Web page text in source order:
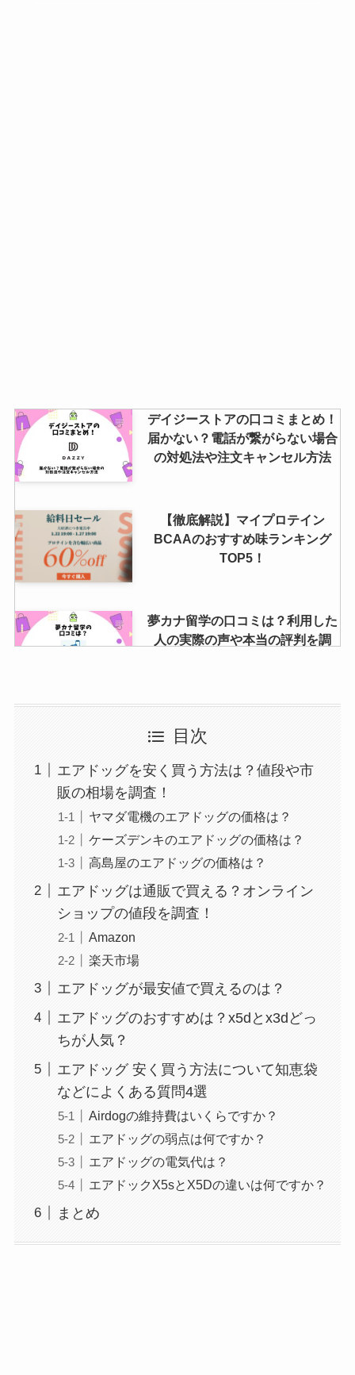
デイジーストアの口コミまとめ！
届かない？電話が繋がらない場合
の対処法や注文キャンセル方法
【徹底解説】マイプロテイン
BCAAのおすすめ味ランキング
TOP5！
夢カナ留学の口コミは？利用した
人の実際の声や本当の評判を調
げした？昔との推移や高い？小さ
asusとAcerはどっちがいいのか
評判を調査！モニターやノートパ
ソコンについて解説
シロアリ110番の口コミは？知恵
エコフローのリバー2プロの最安
電も調査！
東京バナナは日持ちする？賞味期
限切れ1週間や1カ月は食べないほ
うがいい？お土産に人気の種類も
解説
目次
エアドッグを安く買う方法は？値段や市
販の相場を調査！
ヤマダ電機のエアドッグの価格は？
ケーズデンキのエアドッグの価格は？
高島屋のエアドッグの価格は？
エアドッグは通販で買える？オンライン
ショップの値段を調査！
Amazon
楽天市場
エアドッグが最安値で買えるのは？
エアドッグのおすすめは？x5dとx3dどっ
ちが人気？
エアドッグ 安く買う方法について知恵袋
などによくある質問4選
Airdogの維持費はいくらですか？
エアドッグの弱点は何ですか？
エアドッグの電気代は？
エアドックX5sとX5Dの違いは何ですか？
まとめ